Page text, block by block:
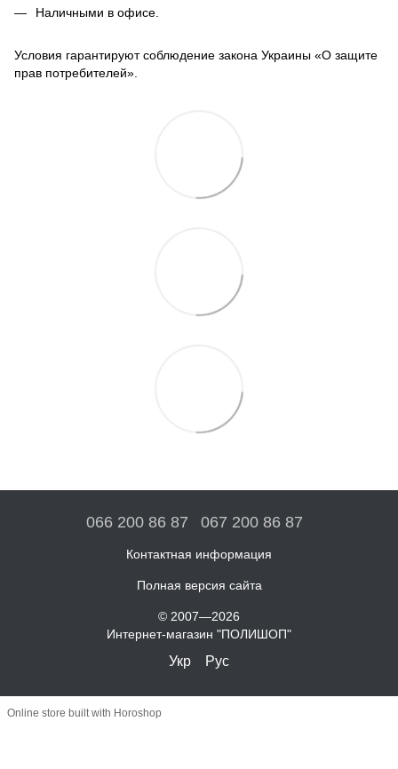
Наличными в офисе.
Условия гарантируют соблюдение закона Украины «О защите
прав потребителей».
066 200 86 87 067 200 86 87
Контактная информация
Полная версия сайта
© 2007—2026
Интернет-магазин "ПОЛИШОП"
Укр Рус
Online store built with Horoshop